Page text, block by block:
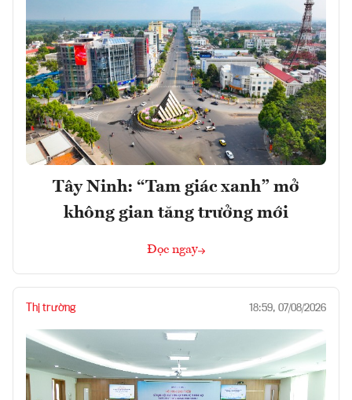
Tây Ninh: “Tam giác xanh” mở
không gian tăng trưởng mới
Đọc ngay
Thị trường 18:59, 07/08/2026